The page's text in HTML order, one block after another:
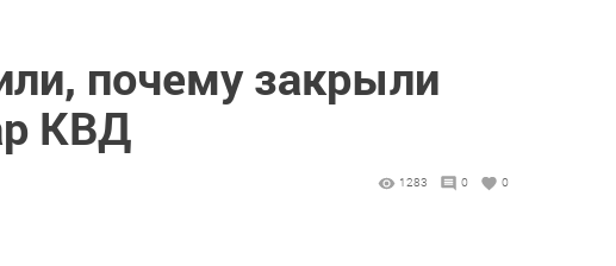
почему закрыли
КВД
1283 0 0